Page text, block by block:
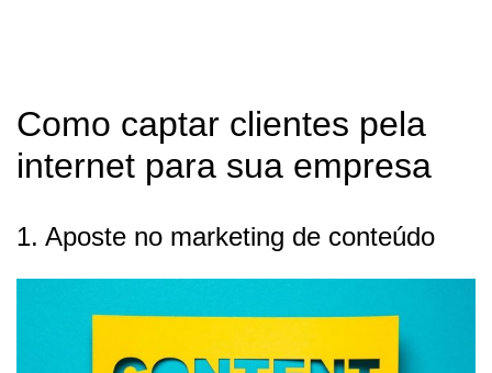
Como captar clientes pela
internet para sua empresa
1. Aposte no marketing de conteúdo